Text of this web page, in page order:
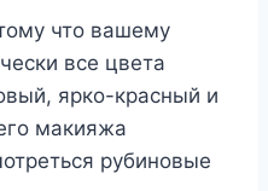
что вашему
все цвета
ярко-красный и
макияжа
рубиновые